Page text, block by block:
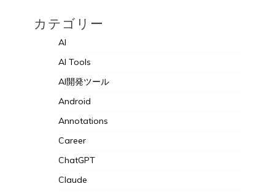
カテゴリー
AI
AI Tools
AI開発ツール
Android
Annotations
Career
ChatGPT
Claude